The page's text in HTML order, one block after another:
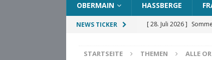
OBERMAIN HASSBERGE
NEWS TICKER [ 28. Juli 2026 ]
[ 28. Juli 2026 ]
STARTSEITE THEMEN ALLE